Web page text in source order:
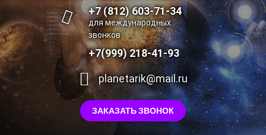
+7 (812) 603-71-34
для международных
звонков
+7(999) 218-41-93
planetarik@mail.ru
ЗАКАЗАТЬ ЗВОНОК